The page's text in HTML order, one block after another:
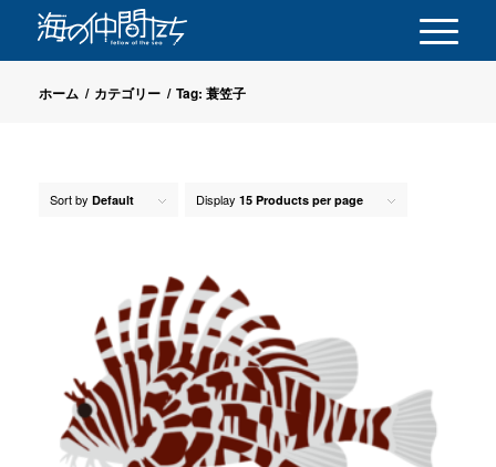
ホーム / カテゴリー / Tag: 蓑笠子
Sort by Default Display 15 Products per page